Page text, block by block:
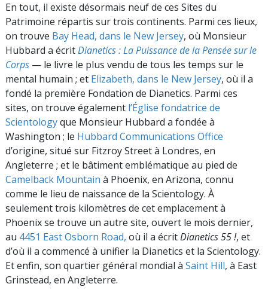
En tout, il existe désormais neuf de ces Sites du
Patrimoine répartis sur trois continents. Parmi ces lieux,
on trouve Bay Head, dans le New Jersey, où Monsieur
Hubbard a écritDianetics : La Puissance de la Pensée sur le
Corps — le livre le plus vendu de tous les temps sur le
mental humain ; et Elizabeth, dans le New Jersey, où il a
fondé la première Fondation de Dianetics. Parmi ces
sites, on trouve également l’Église fondatrice de
Scientologyque Monsieur Hubbard a fondée à
Washington ; le Hubbard Communications Office
d’origine, situé sur Fitzroy Street à Londres, en
Angleterre ; et le bâtiment emblématique au pied de
Camelback Mountain à Phoenix, en Arizona, connu
comme le lieu de naissance de la Scientology. À
seulement trois kilomètres de cet emplacement à
Phoenixse trouve un autre site, ouvert le mois dernier,
au 4451 East Osborn Road, où il a écritDianetics 55 !, et
d’où il a commencé à unifier la Dianetics et la Scientology.
Et enfin, son quartier général mondial à Saint Hill, à East
Grinstead, en Angleterre.